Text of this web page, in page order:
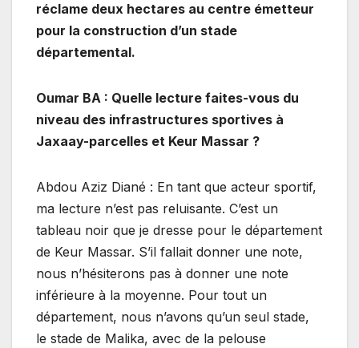
réclame deux hectares au centre émetteur
pour la construction d’un stade
départemental.
Oumar BA : Quelle lecture faites-vous du
niveau des infrastructures sportives à
Jaxaay-parcelles et Keur Massar ?
Abdou Aziz Diané : En tant que acteur sportif,
ma lecture n’est pas reluisante. C’est un
tableau noir que je dresse pour le département
de Keur Massar. S’il fallait donner une note,
nous n’hésiterons pas à donner une note
inférieure à la moyenne. Pour tout un
département, nous n’avons qu’un seul stade,
le stade de Malika, avec de la pelouse